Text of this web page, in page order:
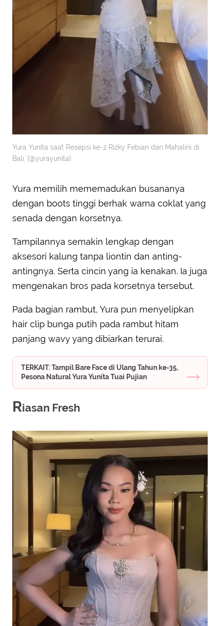
Yura Yunita saat Resepsi ke-2 Rizky Febian dan Mahalini di
Bali. [@yurayunita]
Yura memilih mememadukan busananya
dengan boots tinggi berhak warna coklat yang
senada dengan korsetnya.
Tampilannya semakin lengkap dengan
aksesori kalung tanpa liontin dan anting-
antingnya. Serta cincin yang ia kenakan. Ia juga
mengenakan bros pada korsetnya tersebut.
Pada bagian rambut, Yura pun menyelipkan
hair clip bunga putih pada rambut hitam
panjang wavy yang dibiarkan terurai.
TERKAIT: Tampil Bare Face di Ulang Tahun ke-35,
Pesona Natural Yura Yunita Tuai Pujian
Riasan Fresh